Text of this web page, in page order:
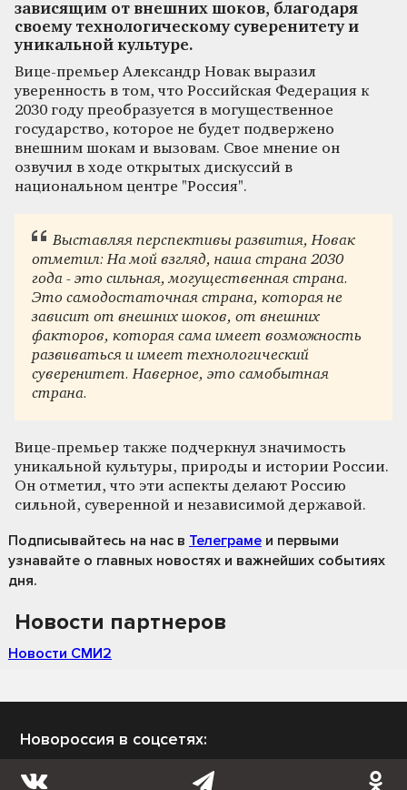
зависящим от внешних шоков, благодаря
своему технологическому суверенитету и
уникальной культуре.
Вице-премьер Александр Новак выразил
уверенность в том, что Российская Федерация к
2030 году преобразуется в могущественное
государство, которое не будет подвержено
внешним шокам и вызовам. Свое мнение он
озвучил в ходе открытых дискуссий в
национальном центре "Россия".
Выставляя перспективы развития, Новак
отметил:На мой взгляд, наша страна 2030
года - это сильная, могущественная страна.
Это самодостаточная страна, которая не
зависит от внешних шоков, от внешних
факторов, которая сама имеет возможность
развиваться и имеет технологический
суверенитет. Наверное, это самобытная
страна.
Вице-премьер также подчеркнул значимость
уникальной культуры, природы и истории России.
Он отметил, что эти аспекты делают Россию
сильной, суверенной и независимой державой.
Подписывайтесь на нас в Телеграме и первыми
узнавайте о главных новостях и важнейших событиях
дня.
Новости партнеров
Новости СМИ2
Новороссия в соцсетях: